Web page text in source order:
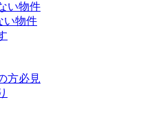
い物件
い物件
方必見